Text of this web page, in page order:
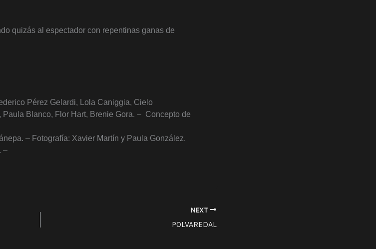
quizás al espectador con repentinas ganas de
Pérez Gelardi, Lola Caniggia, Cielo
Blanco, Flor Hart, Brenie Gora. – Concepto de
– Fotografía: Xavier Martín y Paula González.
–
NEXT
POLVAREDAL